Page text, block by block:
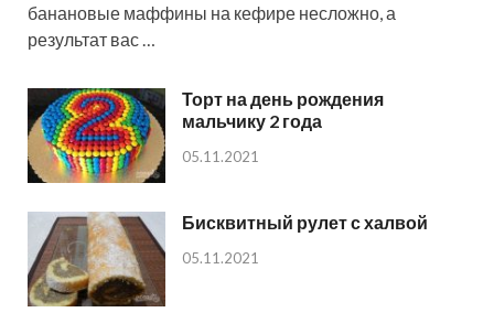
банановые маффины на кефире несложно, а
результат вас …
Торт на день рождения
мальчику 2 года
05.11.2021
Бисквитный рулет с халвой
05.11.2021